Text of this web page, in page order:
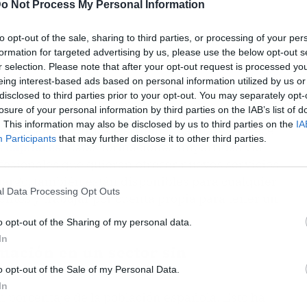
Not Process My Personal Information
opt-out of the sale, sharing to third parties, or processing of your
for targeted advertising by us, please use the below opt-out
selection. Please note that after your opt-out request is processed
interest-based ads based on personal information utilized by us
to third parties prior to your opt-out. You may separately
of your personal information by third parties on the IAB’s list of
This information may also be disclosed by us to third parties on the
Participants that may further disclose it to other third parties.
Data Processing Opt Outs
opt-out of the Sharing of my personal data.
opt-out of the Sale of my Personal Data.
en todo tipo de sistemas capilares, ofrece
capilares. Estas formaciones impartidas vía
que quieran ofrecer nuevos servicios
y trabajar por cuenta propia para tener un